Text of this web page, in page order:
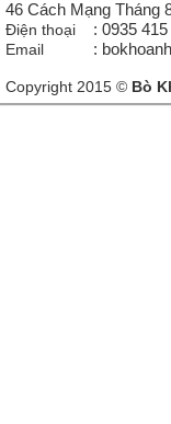
46 Cách Mạng Tháng
Điện thoại
: 0935
Email
:
Copyright 2015 © Bò